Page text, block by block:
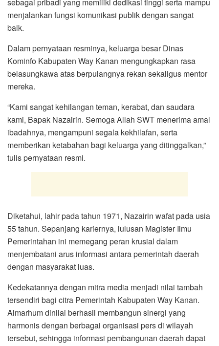
menjalankan fungsi komunikasi publik dengan sangat
baik.
Dalam pernyataan resminya, keluarga besar Dinas
Kominfo Kabupaten Way Kanan mengungkapkan rasa
belasungkawa atas berpulangnya rekan sekaligus mentor
mereka.
“Kami sangat kehilangan teman, kerabat, dan saudara
kami, Bapak Nazairin. Semoga Allah SWT menerima amal
ibadahnya, mengampuni segala kekhilafan, serta
memberikan ketabahan bagi keluarga yang ditinggalkan,”
tulis pernyataan resmi.
Diketahui, lahir pada tahun 1971, Nazairin wafat pada usia
55 tahun. Sepanjang kariernya, lulusan Magister Ilmu
Pemerintahan ini memegang peran krusial dalam
menjembatani arus informasi antara pemerintah daerah
dengan masyarakat luas.
Kedekatannya dengan mitra media menjadi nilai tambah
tersendiri bagi citra Pemerintah Kabupaten Way Kanan.
Almarhum dinilai berhasil membangun sinergi yang
harmonis dengan berbagai organisasi pers di wilayah
tersebut, sehingga informasi pembangunan daerah dapat